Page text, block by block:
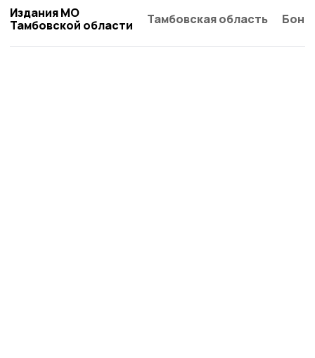
Издания МО
Тамбовской области
Тамбовская область